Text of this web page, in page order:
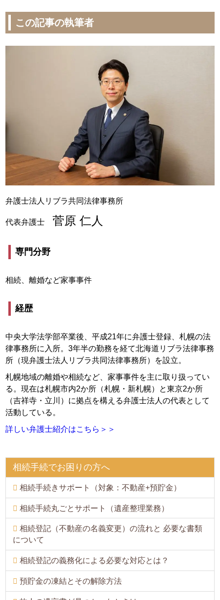
この記事の執筆者
弁護士法人リブラ共同法律事務所
代表弁護士 菅原 仁人
専門分野
相続、離婚など家事事件
経歴
中央大学法学部卒業後、平成21年に弁護士登録、札幌の法
律事務所に入所。3年半の勤務を経て北海道リブラ法律事務
所（現弁護士法人リブラ共同法律事務所）を設立。
札幌地域の離婚や相続など、家事事件を主に取り扱ってい
る。現在は札幌市内2か所（札幌・新札幌）と東京2か所
（吉祥寺・立川）に拠点を構える弁護士法人の代表として
活動している。
詳しい弁護士紹介はこちら＞＞
相続手続でお困りの方へ
相続手続きサポート（対象：不動産+預貯金）
相続手続丸ごとサポート（遺産整理業務）
相続登記（不動産の名義変更）の流れと 必要な書類
について
相続登記の義務化による必要な対応とは？
預貯金の凍結とその解除方法